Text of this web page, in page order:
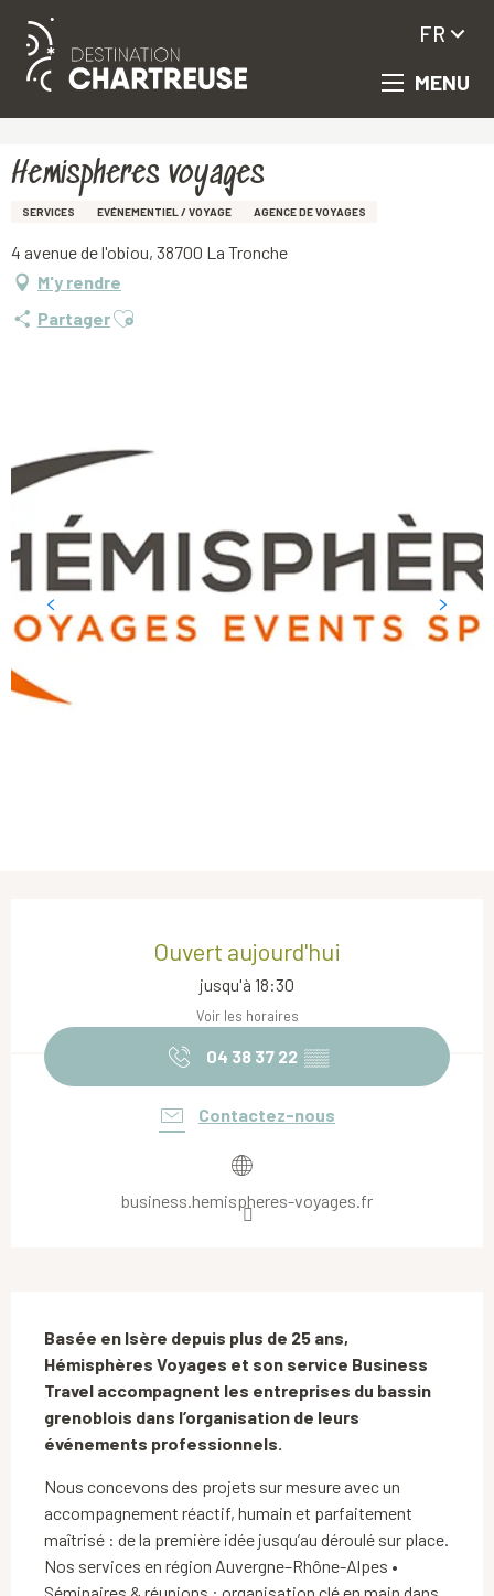
Aller
principal
MENU
FR
Hemispheres voyages
SERVICES EVÉNEMENTIEL / VOYAGE AGENCE DE VOYAGES
4 avenue de l'obiou, 38700 La Tronche
M'y rendre
PartagerAjouter aux favoris
Ouvert aujourd'hui
jusqu'à 18:30
Voir les horaires
04 38 37 22 ▒▒
Contactez-nous
business.hemispheres-voyages.fr
Basée en Isère depuis plus de 25 ans,
Hémisphères Voyages et son service Business
Travel accompagnent les entreprises du bassin
grenoblois dans l’organisation de leurs
événements professionnels.
Nous concevons des projets sur mesure avec un
accompagnement réactif, humain et parfaitement
maîtrisé : de la première idée jusqu’au déroulé sur place.
Nos services en région Auvergne–Rhône-Alpes •